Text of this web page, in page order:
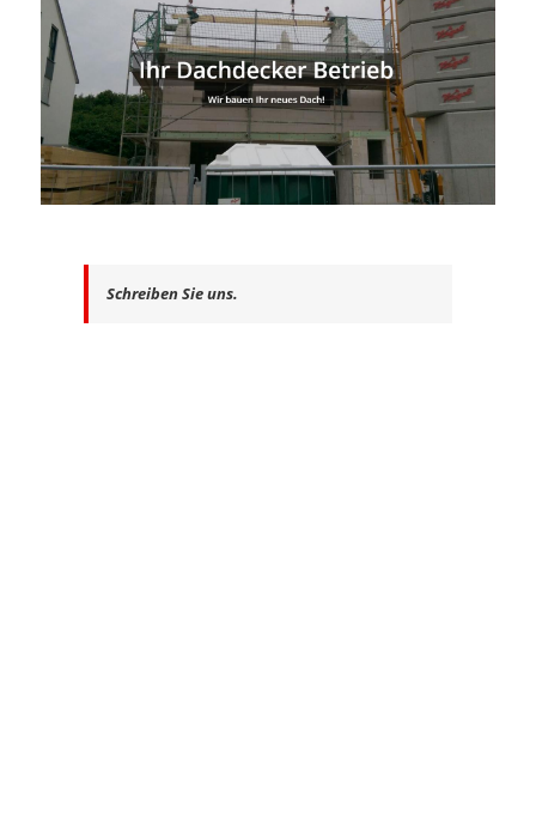
Schreiben Sie uns.